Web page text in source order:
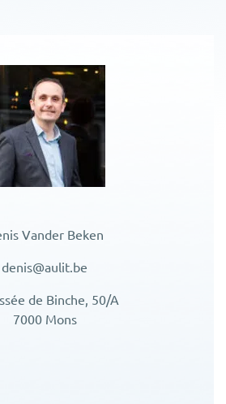
Vander Beken
denis@aulit.be
de Binche, 50/A
7000 Mons